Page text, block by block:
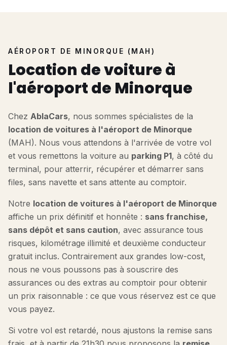
AÉROPORT DE MINORQUE (MAH)
Location de voiture à
l'aéroport de Minorque
Chez AblaCars, nous sommes spécialistes de la
location de voitures à l'aéroport de Minorque
(MAH). Nous vous attendons à l'arrivée de votre vol
et vous remettons la voiture au parking P1, à côté du
terminal, pour atterrir, récupérer et démarrer sans
files, sans navette et sans attente au comptoir.
Notre location de voitures à l'aéroport de Minorque
affiche un prix définitif et honnête : sans franchise,
sans dépôt et sans caution, avec assurance tous
risques, kilométrage illimité et deuxième conducteur
gratuit inclus. Contrairement aux grandes low-cost,
nous ne vous poussons pas à souscrire des
assurances ou des extras au comptoir pour obtenir
un prix raisonnable : ce que vous réservez est ce que
vous payez.
Si votre vol est retardé, nous ajustons la remise sans